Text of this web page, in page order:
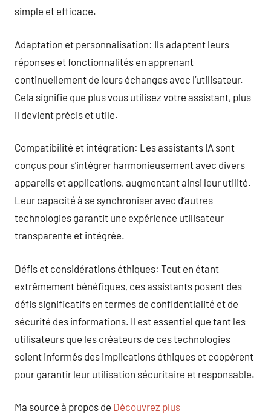
simple et efficace.
Adaptation et personnalisation: Ils adaptent leurs
réponses et fonctionnalités en apprenant
continuellement de leurs échanges avec l’utilisateur.
Cela signifie que plus vous utilisez votre assistant, plus
il devient précis et utile.
Compatibilité et intégration: Les assistants IA sont
conçus pour s’intégrer harmonieusement avec divers
appareils et applications, augmentant ainsi leur utilité.
Leur capacité à se synchroniser avec d’autres
technologies garantit une expérience utilisateur
transparente et intégrée.
Défis et considérations éthiques: Tout en étant
extrêmement bénéfiques, ces assistants posent des
défis significatifs en termes de confidentialité et de
sécurité des informations. Il est essentiel que tant les
utilisateurs que les créateurs de ces technologies
soient informés des implications éthiques et coopèrent
pour garantir leur utilisation sécuritaire et responsable.
Ma source à propos de Découvrez plus